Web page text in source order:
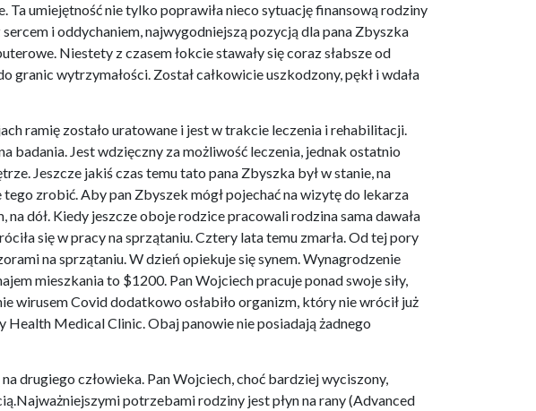
umiejętność nie tylko poprawiła nieco sytuację finansową rodziny
i oddychaniem, najwygodniejszą pozycją dla pana Zbyszka
Niestety z czasem łokcie stawały się coraz słabsze od
granic wytrzymałości. Został całkowicie uszkodzony, pękł i wdała
ramię zostało uratowane i jest w trakcie leczenia i rehabilitacji.
badania. Jest wdzięczny za możliwość leczenia, jednak ostatnio
Jeszcze jakiś czas temu tato pana Zbyszka był w stanie, na
zrobić. Aby pan Zbyszek mógł pojechać na wizytę do lekarza
dół. Kiedy jeszcze oboje rodzice pracowali rodzina sama dawała
się w pracy na sprzątaniu. Cztery lata temu zmarła. Od tej pory
na sprzątaniu. W dzień opiekuje się synem. Wynagrodzenie
mieszkania to $1200. Pan Wojciech pracuje ponad swoje siły,
wirusem Covid dodatkowo osłabiło organizm, który nie wrócił już
Medical Clinic. Obaj panowie nie posiadają żadnego
drugiego człowieka. Pan Wojciech, choć bardziej wyciszony,
potrzebami rodziny jest płyn na rany (Advanced